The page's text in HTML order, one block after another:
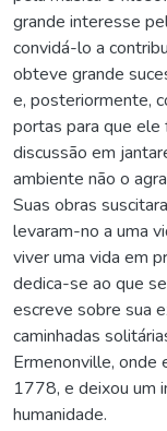
grande interesse
convidá-lo a
obteve grande
e, posteriormente,
portas para que
discussão em
ambiente não o
Suas obras
levaram-no a uma
viver uma vida em
dedica-se ao que
escreve sobre sua
caminhadas
Ermenonville, onde
1778, e deixou um
humanidade.